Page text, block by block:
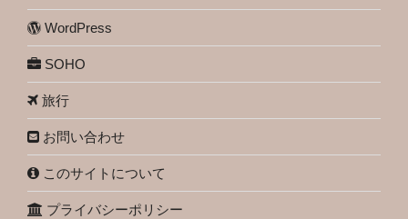
WordPress
SOHO
旅行
お問い合わせ
このサイトについて
プライバシーポリシー